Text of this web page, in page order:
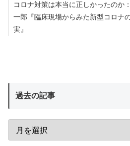
コロナ対策は本当に正しかったのか
一郎『臨床現場からみた新型コロナ
実』
過去の記事